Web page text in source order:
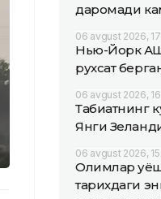
даромади
06 avgust 2026,
Нью-Йорк
рухсат
06 avgust 2026,
Табиатнинг
Янги
06 avgust 2026,
Олимлар
тарихдаги